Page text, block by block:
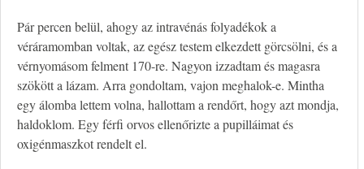
Pár percen belül, ahogy az intravénás folyadékok a
véráramomban voltak, az egész testem elkezdett görcsölni, és a
vérnyomásom felment 170-re. Nagyon izzadtam és magasra
szökött a lázam. Arra gondoltam, vajon meghalok-e. Mintha
egy álomba lettem volna, hallottam a rendőrt, hogy azt mondja,
haldoklom. Egy férfi orvos ellenőrizte a pupilláimat és
oxigénmaszkot rendelt el.